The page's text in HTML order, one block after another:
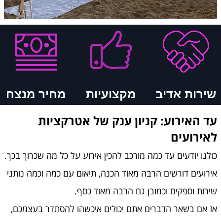
שירות אדיב מקצועיות מחיר מנצח
עד האירוע: קניון ענק של אטרקציות
לאירועים
כולנו יודעים עד כמה מורכב להכין אירוע על כל מה שכרוך בכך.
אירועים דורשים הרבה מאוד הכנה, תיאום עם כמה וכמה נותני
שירות וספקים וכמובן גם הרבה מאוד כסף.
אז אם בשאר הדברים אתם יכולים איכשהו להסתדר בעצמכם,